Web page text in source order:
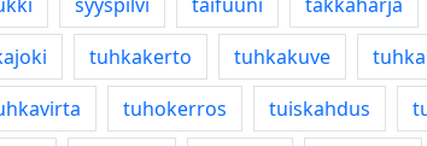
tuhkakerto tuhkakuve
tuhokerros tuiskahdus